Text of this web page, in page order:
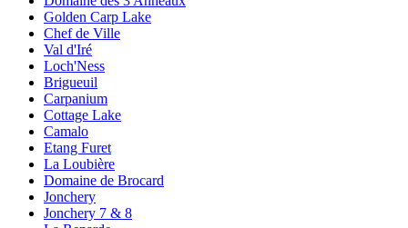
Golden Carp Lake
Chef de Ville
Val d'Iré
Loch'Ness
Brigueuil
Carpanium
Cottage Lake
Camalo
Etang Furet
La Loubière
Domaine de Brocard
Jonchery
Jonchery 7 & 8